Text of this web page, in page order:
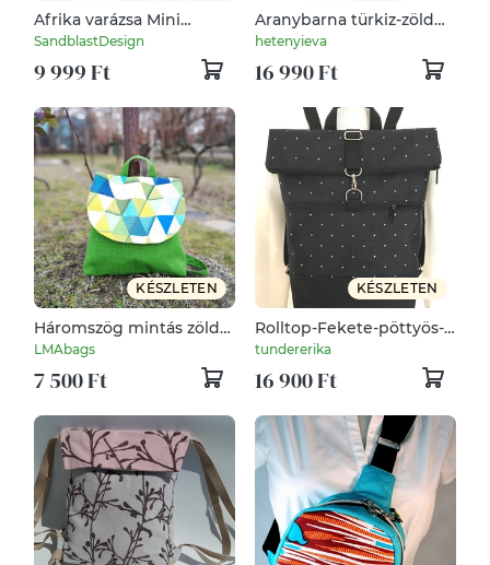
Afrika varázsa Mini
hátizsák fehér steppelt
gyöngyvászon ,színes
vonalak geometriai
SandblastDesign
9 999 Ft
Aranybarna türkiz-zöld
hátizsák, vízálló- valódi
bőrrel -laptoptáska-
rolltop- ajándék -
hetenyieva
16 990 Ft
KÉSZLETEN
Háromszög mintás zöld
hátizsák
LMAbags
7 500 Ft
KÉSZLETEN
Rolltop-Fekete-pöttyös-
Vízálló-Hátizsák-Hátitáska
tundererika
16 900 Ft